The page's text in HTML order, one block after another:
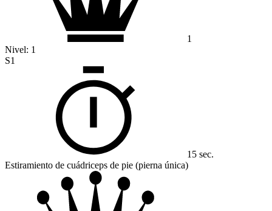
1
Nivel: 1
S1
15 sec.
Estiramiento de cuádriceps de pie (pierna única)